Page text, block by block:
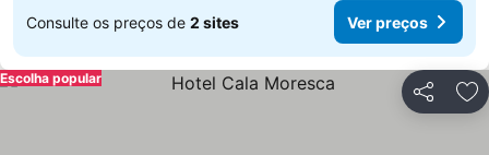
Consulte os preços de 2 sites Ver preços
Partilhar
Escolha popular